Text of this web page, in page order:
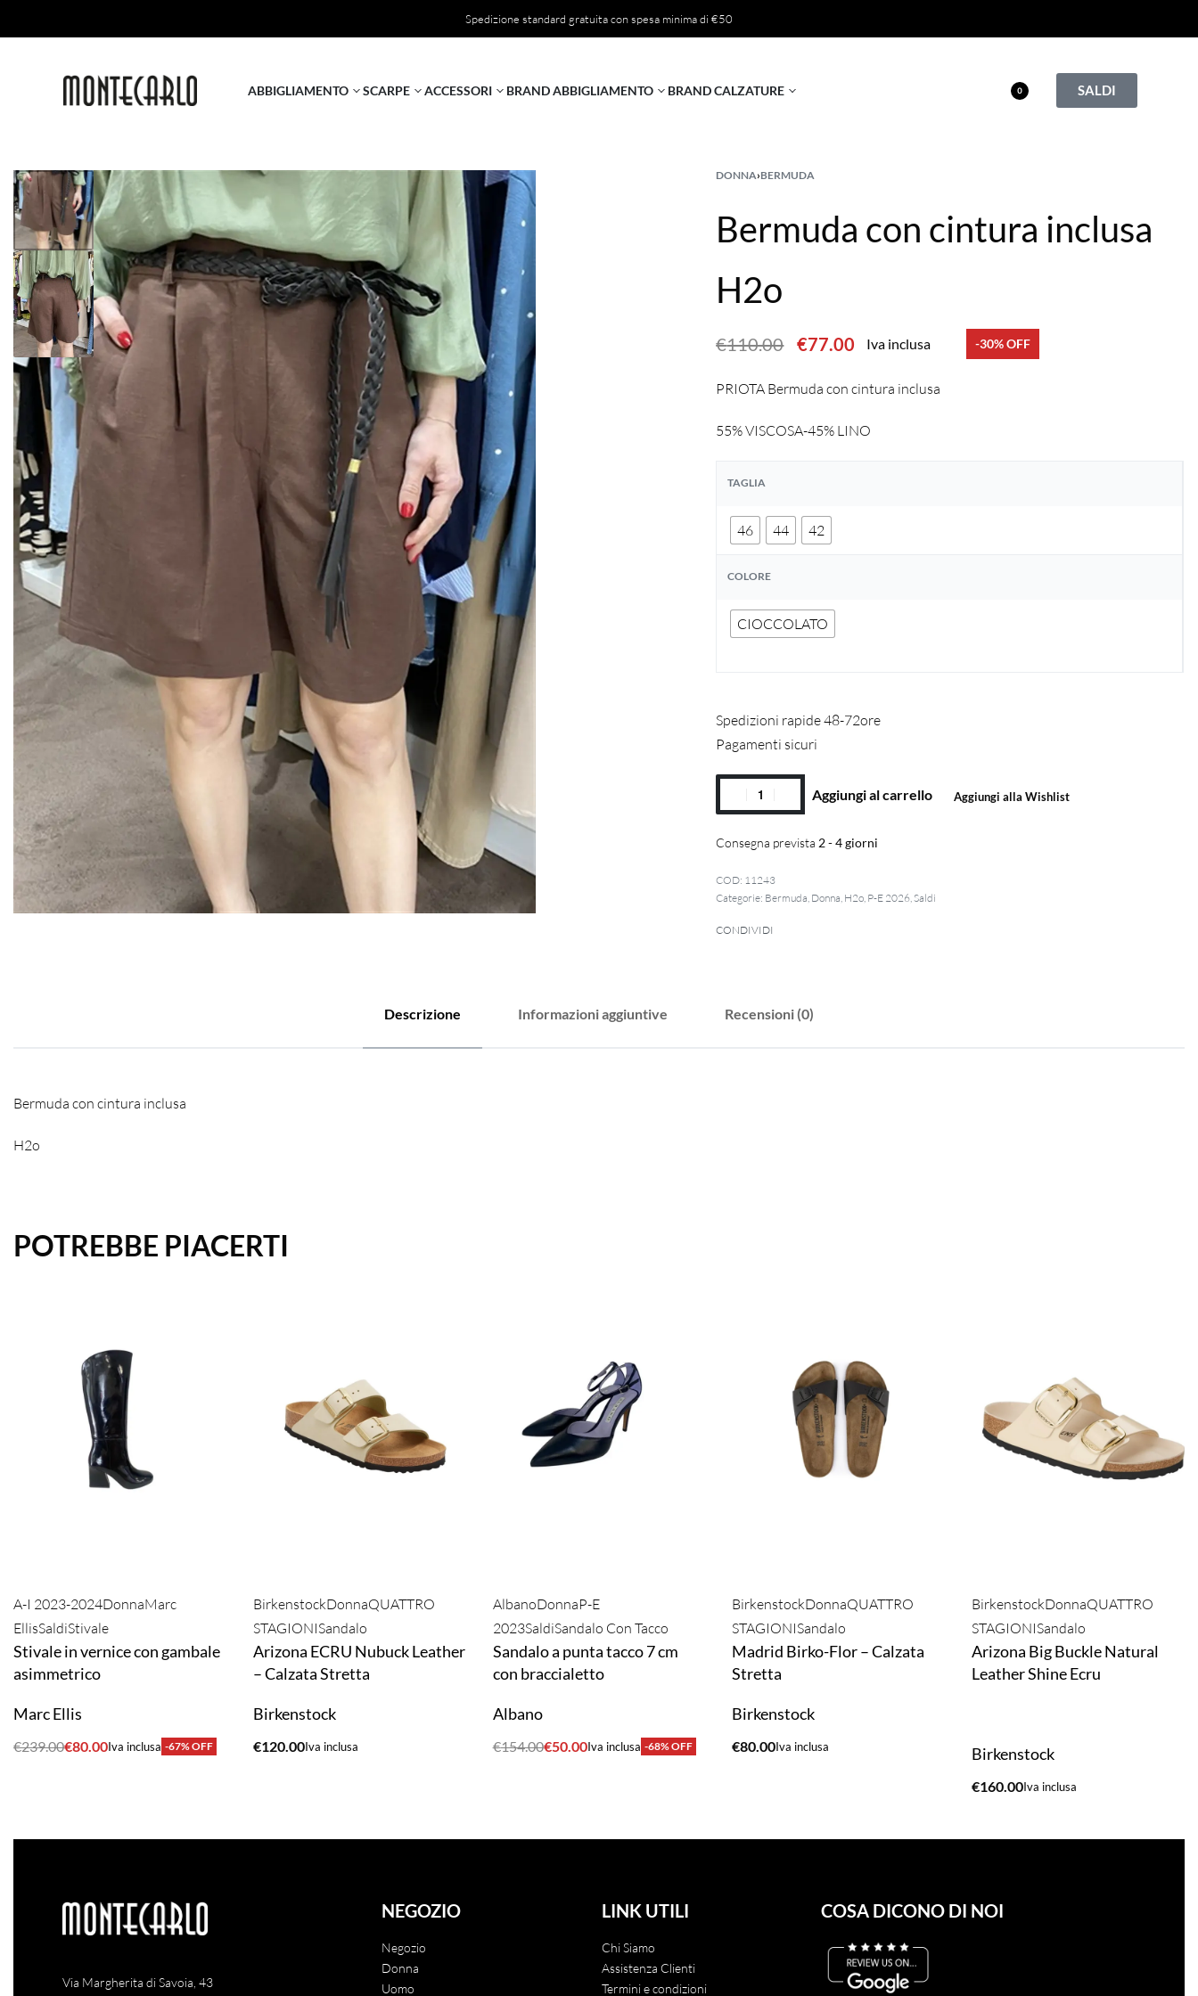
Spedizione standard gratuita con spesa minima di €50
ABBIGLIAMENTO SCARPE ACCESSORI BRAND ABBIGLIAMENTO BRAND CALZATURE 0 SALDI
DONNA›BERMUDA
Bermuda con cintura inclusa
H2o
€110.00 €77.00 Iva inclusa -30% OFF
PRIOTA Bermuda con cintura inclusa
55% VISCOSA-45% LINO
TAGLIA
46 44 42
COLORE
CIOCCOLATO
Spedizioni rapide 48-72ore
Pagamenti sicuri
Aggiungi al carrello Aggiungi alla Wishlist
Consegna prevista 2 - 4 giorni
11243
Categorie: Bermuda, Donna, H2o, P-E 2026,Saldi
CONDIVIDI
Descrizione Informazioni aggiuntive Recensioni (0)
Bermuda con cintura inclusa
H2o
POTREBBE PIACERTI
A-I 2023-2024DonnaMarc
EllisSaldiStivale
Stivale in vernice con gambale
asimmetrico
Marc Ellis
€239.00€80.00Iva inclusa -67% OFF
BirkenstockDonnaQUATTRO
STAGIONISandalo
Arizona ECRU Nubuck Leather
– Calzata Stretta
Birkenstock
€120.00Iva inclusa
AlbanoDonnaP-E
2023SaldiSandalo Con Tacco
Sandalo a punta tacco 7 cm
con braccialetto
Albano
€154.00€50.00Iva inclusa -68% OFF
BirkenstockDonnaQUATTRO
STAGIONISandalo
Madrid Birko-Flor – Calzata
Stretta
Birkenstock
€80.00Iva inclusa
BirkenstockDonnaQUATTRO
STAGIONISandalo
Arizona Big Buckle Natural
Leather Shine Ecru
Birkenstock
€160.00Iva inclusa
Via Margherita di Savoia, 43
NEGOZIO
Negozio
Donna
Uomo
LINK UTILI
Chi Siamo
Assistenza Clienti
Termini e condizioni
COSA DICONO DI NOI